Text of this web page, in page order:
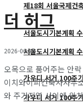
제18회 서울국제건
서울도시기본계획
가우디 서거 100주
서울도시기본계획
가우디 서거 100주
더 허그
2026-06-19
오목으로 품어주는 안
이치와이피건축사사무
와 주거지역 사이에 위